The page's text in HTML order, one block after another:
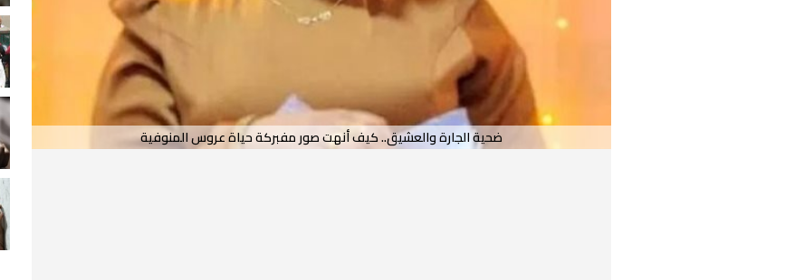
ضحية الجارة والعشيق.. كيف أنهت صور مفبركة حياة عروس المنوفية